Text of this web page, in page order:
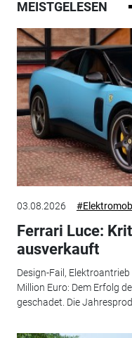
MEISTGELESEN
03.08.2026
Ferrari Luce:
ausverkauft
Design-Fail,
Million Euro: Dem Erfolg
geschadet. Die